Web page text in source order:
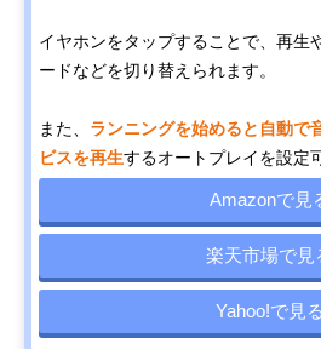
イヤホンをタップすることで、再生
ードなどを切り替えられます。
また、 ランニングを始めると自動で
ビスを再生するオートプレイを設定
Amazonで見
楽天市場で見
Yahoo!で見る